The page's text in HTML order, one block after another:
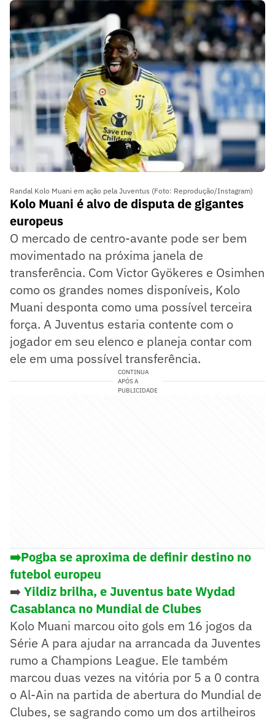
Randal Kolo Muani em ação pela Juventus (Foto: Reprodução/Instagram)
Kolo Muani é alvo de disputa de gigantes
europeus
O mercado de centro-avante pode ser bem
movimentado na próxima janela de
transferência. Com Victor Gyökeres e Osimhen
como os grandes nomes disponíveis, Kolo
Muani desponta como uma possível terceira
força. A Juventus estaria contente com o
jogador em seu elenco e planeja contar com
ele em uma possível transferência.
CONTINUA
APÓS A
PUBLICIDADE
➡️Pogba se aproxima de definir destino no
futebol europeu
➡️ Yildiz brilha, e Juventus bate Wydad
Casablanca no Mundial de Clubes
Kolo Muani marcou oito gols em 16 jogos da
Série A para ajudar na arrancada da Juventes
rumo a Champions League. Ele também
marcou duas vezes na vitória por 5 a 0 contra
o Al-Ain na partida de abertura do Mundial de
Clubes, se sagrando como um dos artilheiros